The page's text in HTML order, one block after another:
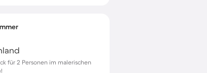
für 2 Personen im malerischen